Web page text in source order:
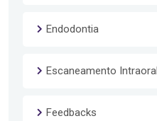
Endodontia
Escaneamento Intraoral
Feedbacks